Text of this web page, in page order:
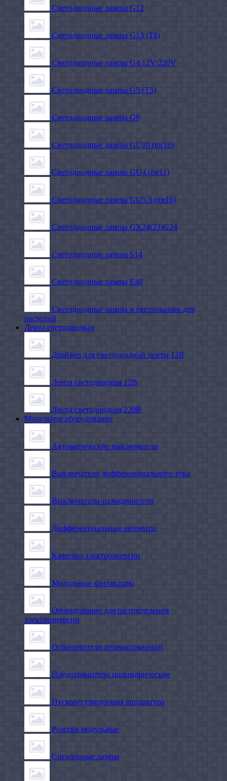
Светодиодные лампы G12
Светодиодные лампы G13 (T8)
Светодиодные лампы G4 12V/220V
Светодиодные лампы G5 (T5)
Светодиодные лампы G9
Светодиодные лампы GU10 (mr16)
Светодиодные лампы GU4 (mr11)
Светодиодные лампы GU5.3 (mr16)
Светодиодные лампы GX24(23)G24
Светодиодные лампы S14
Светодиодные лампы Е40
Светодиодные лампы и светильники для
растений
Лента светодиодная
Драйвер для светодиодной ленты 12В
Лента светодиодная 12В
Лента светодиодная 220В
Модульное оборудование
Автоматические выключатели
Выключатели дифференциального тока
Выключатели-разъединители
Дифференциальные автоматы
Качество электроэнергии
Модульные контакторы
Оборудование для распределения
электроэнергии
Ограничители перенапряжений
Предохранители цилиндрические
Пускорегулирующая аппаратура
Розетки модульные
Сигнальные лампы